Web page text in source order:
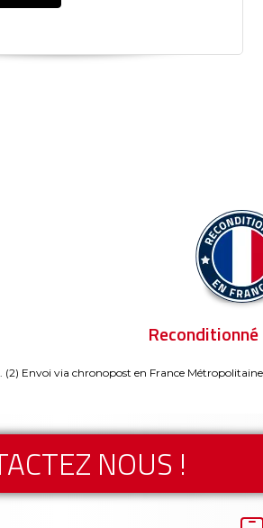
Reconditionné
(2) Envoi via chronopost en France
NOUS !